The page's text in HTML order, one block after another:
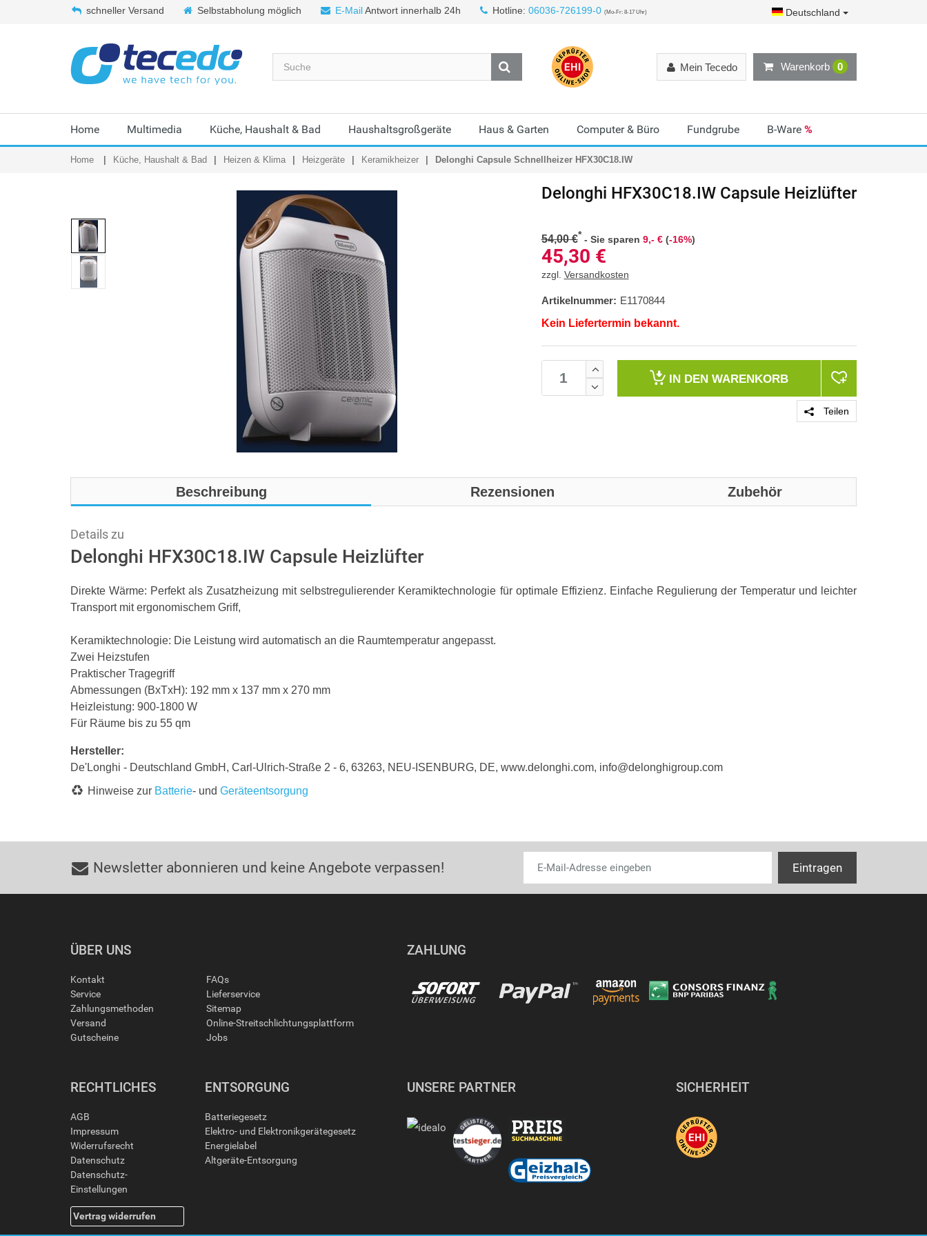
schneller Versand Selbstabholung möglich E-MailAntwort innerhalb 24h Hotline: 06036-726199-0 (Mo-Fr: 8-17 Uhr) Deutschland
Warenkorb 0
Mein Tecedo
Home Multimedia Küche, Haushalt & Bad Haushaltsgroßgeräte Haus & Garten Computer & Büro Fundgrube B-Ware %
Home Küche, Haushalt & Bad Heizen & Klima Heizgeräte Keramikheizer Delonghi Capsule Schnellheizer HFX30C18.IW
Delonghi HFX30C18.IW Capsule Heizlüfter
54,00 €* - Sie sparen 9,- €(-16%)
45,30 €
zzgl. Versandkosten
Artikelnummer: E1170844
Kein Liefertermin bekannt.
IN DEN WARENKORB
Teilen
Beschreibung Rezensionen Zubehör
Details zu
Delonghi HFX30C18.IW Capsule Heizlüfter
Direkte Wärme: Perfekt als Zusatzheizung mit selbstregulierender Keramiktechnologie für optimale Effizienz. Einfache Regulierung der Temperatur und leichter
Transport mit ergonomischem Griff,
Keramiktechnologie: Die Leistung wird automatisch an die Raumtemperatur angepasst.
Zwei Heizstufen
Praktischer Tragegriff
Abmessungen (BxTxH): 192 mm x 137 mm x 270 mm
Heizleistung: 900-1800 W
Für Räume bis zu 55 qm
Hersteller:
De'Longhi - Deutschland GmbH, Carl-Ulrich-Straße 2 - 6, 63263, NEU-ISENBURG, DE, www.delonghi.com, info@delonghigroup.com
Hinweise zur Batterie- und Geräteentsorgung
Newsletter abonnieren und keine Angebote verpassen!
ÜBER UNS
Kontakt
Service
Zahlungsmethoden
Versand
Gutscheine
FAQs
Lieferservice
Sitemap
Online-Streitschlichtungsplattform
Jobs
ZAHLUNG
RECHTLICHES
AGB
Impressum
Widerrufsrecht
Datenschutz
Datenschutz-
Einstellungen
Vertrag widerrufen
ENTSORGUNG
Batteriegesetz
Elektro- und Elektronikgerätegesetz
Energielabel
Altgeräte-Entsorgung
UNSERE PARTNER SICHERHEIT